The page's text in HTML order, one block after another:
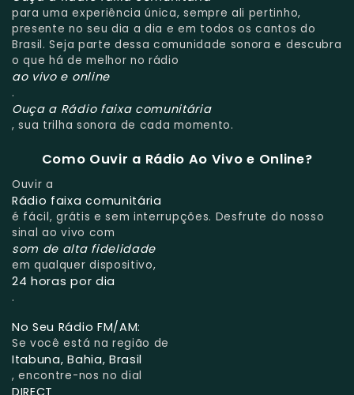
para uma experiência única, sempre ali pertinho,
presente no seu dia a dia e em todos os cantos do
Brasil. Seja parte dessa comunidade sonora e descubra
o que há de melhor no rádio
ao vivo e online
.
Ouça a Rádio faixa comunitária
, sua trilha sonora de cada momento.
Como Ouvir a Rádio Ao Vivo e Online?
Ouvir a
Rádio faixa comunitária
é fácil, grátis e sem interrupções. Desfrute do nosso
sinal ao vivo com
som de alta fidelidade
em qualquer dispositivo,
24 horas por dia
.
No Seu Rádio FM/AM:
Se você está na região de
Itabuna, Bahia, Brasil
, encontre-nos no dial